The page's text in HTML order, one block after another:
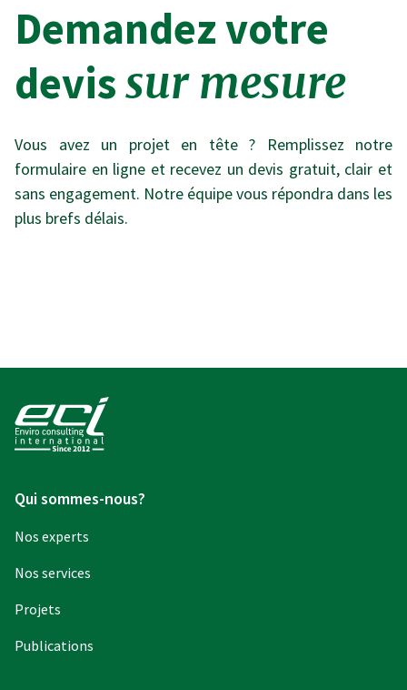
Demandez votre
devissur mesure
Vous avez un projet en tête ? Remplissez notre
formulaire en ligne et recevez un devis gratuit, clair et
sans engagement. Notre équipe vous répondra dans les
plus brefs délais.
Qui sommes-nous?
Nos experts
Nos services
Projets
Publications